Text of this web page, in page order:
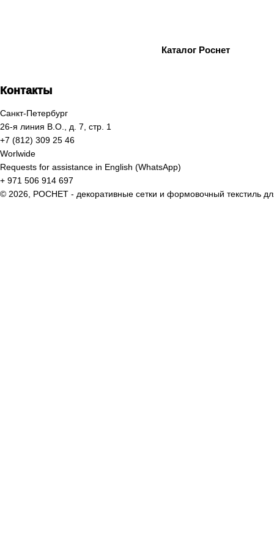
Каталог Роснет
Контакты
Санкт-Петербург
26-я линия В.О., д. 7, стр. 1
+7 (812) 309 25 46
Worlwide
Requests for assistance in English (WhatsApp)
+ 971 506 914 697
© 2026, РОСНЕТ - декоративные сетки и формовочный текстиль